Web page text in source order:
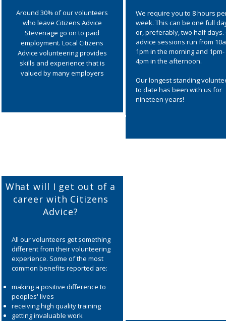
Around 30% of our volunteers
who leave Citizens Advice
Stevenage go on to paid
employment. Local Citizens
Advice volunteering provides
skills and experience that is
valued by many employers
We require you to 8 hours
week. This can be one full
or, preferably, two half days.
advice sessions run from
1pm in the morning and 1pm-
4pm in the afternoon.
Our longest standing
to date has been with us for
nineteen years!
What will I get out of a
career with Citizens
Advice?
All our volunteers get something
different from their volunteering
experience. Some of the most
common benefits reported are:
making a positive difference to
peoples' lives
receiving high quality training
getting invaluable work